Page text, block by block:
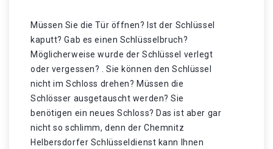
Müssen Sie die Tür öffnen? Ist der Schlüssel
kaputt? Gab es einen Schlüsselbruch?
Möglicherweise wurde der Schlüssel verlegt
oder vergessen? . Sie können den Schlüssel
nicht im Schloss drehen? Müssen die
Schlösser ausgetauscht werden? Sie
benötigen ein neues Schloss? Das ist aber gar
nicht so schlimm, denn der Chemnitz
Helbersdorfer Schlüsseldienst kann Ihnen